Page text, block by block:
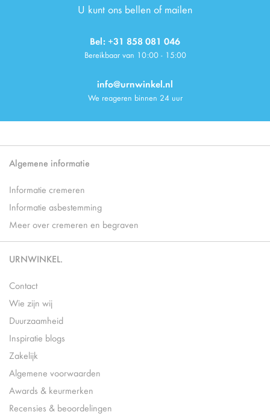
U kunt ons bellen of mailen
Bel: +31 858 081 046
Bereikbaar van 10:00 - 15:00
info@urnwinkel.nl
We reageren binnen 24 uur
Algemene informatie
Informatie cremeren
Informatie asbestemming
Meer over cremeren en begraven
URNWINKEL.
Contact
Wie zijn wij
Duurzaamheid
Inspiratie blogs
Zakelijk
Algemene voorwaarden
Awards & keurmerken
Recensies & beoordelingen